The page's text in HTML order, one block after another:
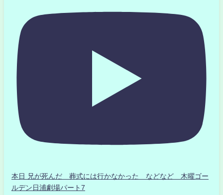
本日 兄が死んだ 葬式には行かなかった などなど 木曜ゴー
ルデン日浦劇場パート7